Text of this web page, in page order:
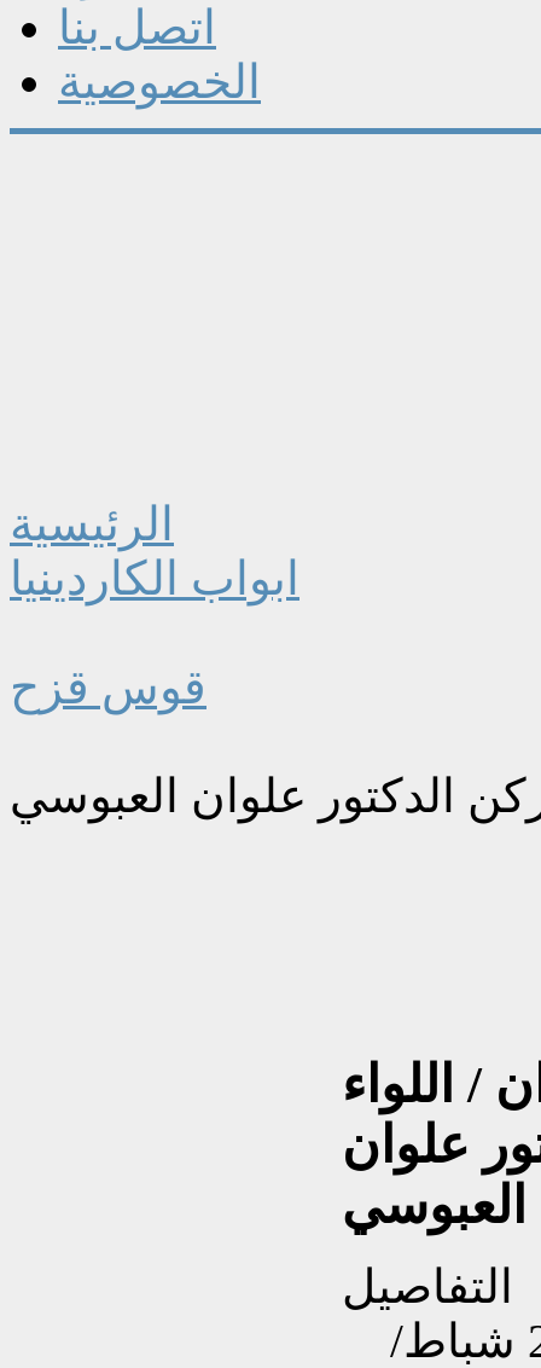
اتصل بنا
الخصوصية
الرئيسية
ابواب الكاردينيا
قوس قزح
الدكتور علوان العبوسي
/ اللواء
علوان
العبوسي
التفاصيل
تم إنشاءه بتاريخ الجمعة, 22 شباط/